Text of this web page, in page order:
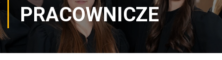
PRACOWNICZE